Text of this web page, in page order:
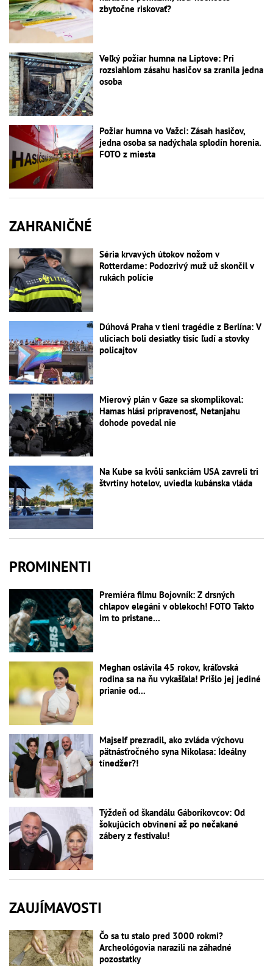
zbytočne riskovať?
Veľký požiar humna na Liptove: Pri
rozsiahlom zásahu hasičov sa zranila jedna
osoba
Požiar humna vo Važci: Zásah hasičov,
jedna osoba sa nadýchala splodín horenia.
FOTO z miesta
ZAHRANIČNÉ
Séria krvavých útokov nožom v
Rotterdame: Podozrivý muž už skončil v
rukách polície
Dúhová Praha v tieni tragédie z Berlína: V
uliciach boli desiatky tisíc ľudí a stovky
policajtov
Mierový plán v Gaze sa skomplikoval:
Hamas hlási pripravenosť, Netanjahu
dohode povedal nie
Na Kube sa kvôli sankciám USA zavreli tri
štvrtiny hotelov, uviedla kubánska vláda
PROMINENTI
Premiéra filmu Bojovník: Z drsných
chlapov elegáni v oblekoch! FOTO Takto
im to pristane...
Meghan oslávila 45 rokov, kráľovská
rodina sa na ňu vykašľala! Prišlo jej jediné
prianie od...
Majself prezradil, ako zvláda výchovu
pätnásťročného syna Nikolasa: Ideálny
tínedžer?!
Týždeň od škandálu Gáboríkovcov: Od
šokujúcich obvinení až po nečakané
zábery z festivalu!
ZAUJÍMAVOSTI
Čo sa tu stalo pred 3000 rokmi?
Archeológovia narazili na záhadné
pozostatky